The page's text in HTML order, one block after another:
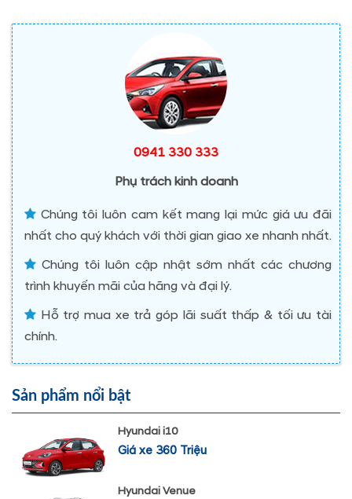
0941 330 333
Phụ trách kinh doanh
Chúng tôi luôn cam kết mang lại mức giá ưu đãi
nhất cho quý khách với thời gian giao xe nhanh nhất.
Chúng tôi luôn cập nhật sớm nhất các chương
trình khuyến mãi của hãng và đại lý.
Hỗ trợ mua xe trả góp lãi suất thấp & tối ưu tài
chính.
Sản phẩm nổi bật
Hyundai i10
Giá xe 360 Triệu
Hyundai Venue